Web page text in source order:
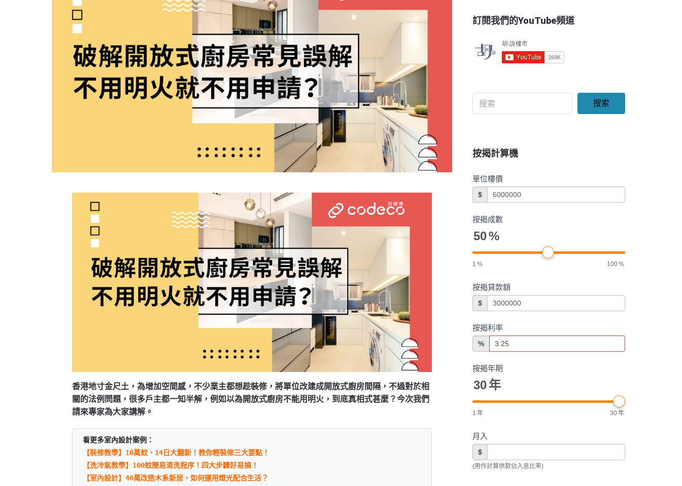
香港地寸金尺土，為增加空間感，不少業主都想趁裝修，將單位改建成開放式廚房間隔，不過對於相
關的法例問題，很多戶主都一知半解，例如以為開放式廚房不能用明火，到底真相式甚麼？今次我們
請來專家為大家講解。
看更多室內設計案例：
【裝修教學】10萬蚊、14日大翻新！教你輕裝修三大要點！
【洗冷氣教學】100蚊簡易清洗程序！四大步驟好易搞！
【室內設計】40萬改造木系新居，如何運用燈光配合生活？
訂閱我們的YouTube頻道
搜索
按揭計算機
單位樓價
$
按揭成數
50%
1 % 100%
按揭貸款額
$
按揭利率
%
按揭年期
30年
1 年 30年
月入
$
(用作計算供款佔入息比率)